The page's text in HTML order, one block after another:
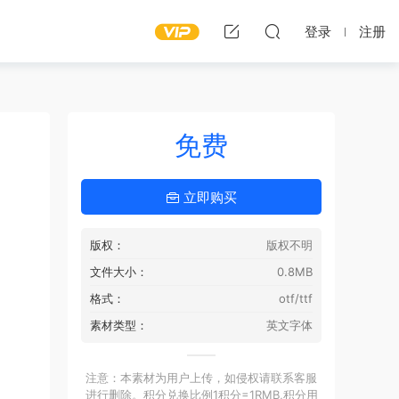
登录 注册
免费
立即购买
版权：
版权不明
文件大小：
0.8MB
格式：
otf/ttf
素材类型：
英文字体
注意：本素材为用户上传，如侵权请联系客服
进行删除。积分兑换比例1积分=1RMB,积分用